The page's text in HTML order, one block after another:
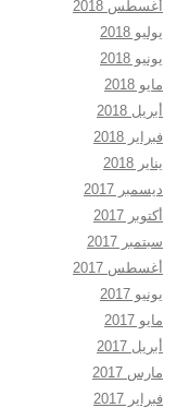
أغسطس 2018
يوليو 2018
يونيو 2018
مايو 2018
أبريل 2018
فبراير 2018
يناير 2018
ديسمبر 2017
أكتوبر 2017
سبتمبر 2017
أغسطس 2017
يونيو 2017
مايو 2017
أبريل 2017
مارس 2017
فبراير 2017